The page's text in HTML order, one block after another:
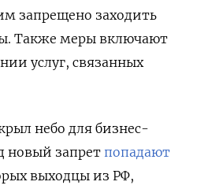
запрещено заходить
Также меры включают
услуг, связанных
небо для бизнес-
новый запрет попадают
выходцы из РФ,